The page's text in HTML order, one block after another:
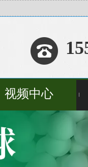
视频中心